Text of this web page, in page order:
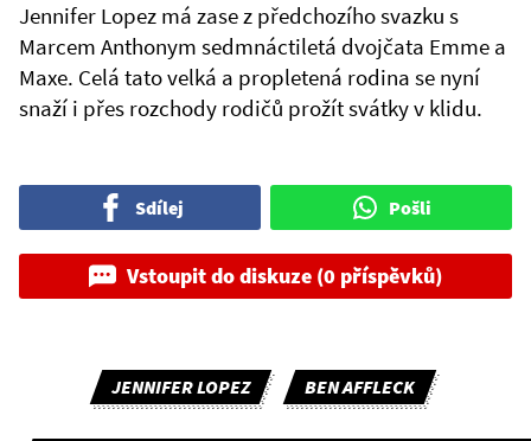
Jennifer Lopez má zase z předchozího svazku s
Marcem Anthonym sedmnáctiletá dvojčata Emme a
Maxe. Celá tato velká a propletená rodina se nyní
snaží i přes rozchody rodičů prožít svátky v klidu.
Sdílej Pošli
Vstoupit do diskuze (0 příspěvků)
JENNIFER LOPEZ BEN AFFLECK